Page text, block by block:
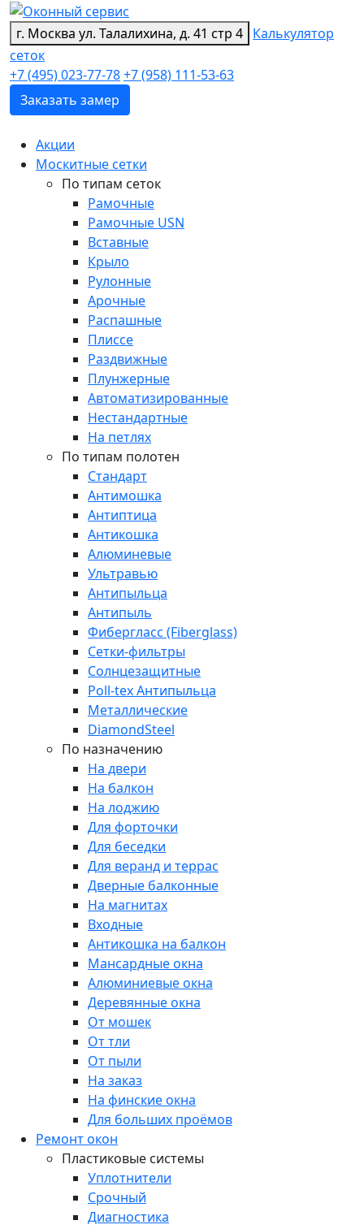
г. Москва ул. Талалихина, д. 41 стр 4 Калькулятор
сеток
+7 (495) 023-77-78+7 (958) 111-53-63
Заказать замер
Акции
Москитные сетки
По типам сеток
Рамочные
Рамочные USN
Вставные
Крыло
Рулонные
Арочные
Распашные
Плиссе
Раздвижные
Плунжерные
Автоматизированные
Нестандартные
На петлях
По типам полотен
Стандарт
Антимошка
Антиптица
Антикошка
Алюминевые
Ультравью
Антипыльца
Антипыль
Фибергласс (Fiberglass)
Сетки-фильтры
Солнцезащитные
Poll-tex Антипыльца
Металлические
DiamondSteel
По назначению
На двери
На балкон
На лоджию
Для форточки
Для беседки
Для веранд и террас
Дверные балконные
На магнитах
Входные
Антикошка на балкон
Мансардные окна
Алюминиевые окна
Деревянные окна
От мошек
От тли
От пыли
На заказ
На финские окна
Для больших проёмов
Ремонт окон
Пластиковые системы
Уплотнители
Срочный
Диагностика